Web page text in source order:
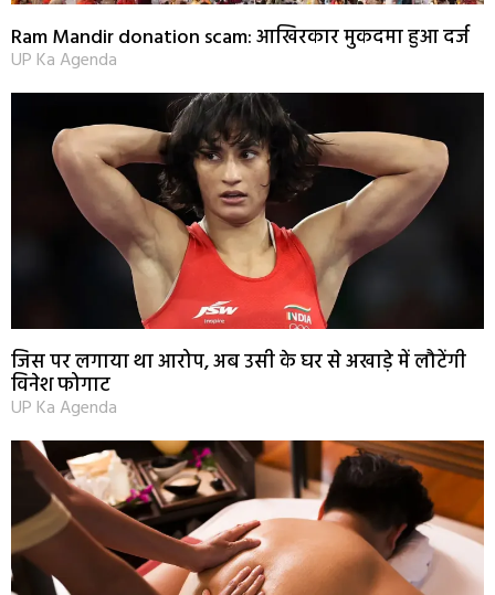
Ram Mandir donation scam: आखिरकार मुकदमा हुआ दर्ज
UP Ka Agenda
जिस पर लगाया था आरोप, अब उसी के घर से अखाड़े में लौटेंगी
विनेश फोगाट
UP Ka Agenda